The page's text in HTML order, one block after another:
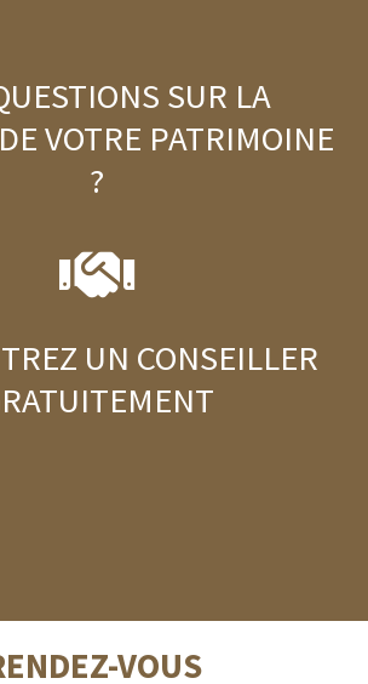
SUR LA
VOTRE PATRIMOINE
?
UN CONSEILLER
VOUS